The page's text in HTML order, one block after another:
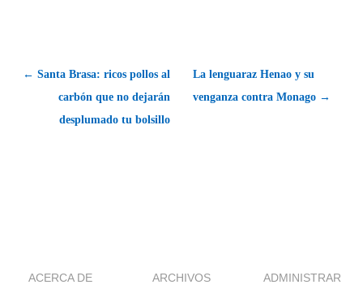
← Santa Brasa: ricos pollos al
carbón que no dejarán
desplumado tu bolsillo
La lenguaraz Henao y su
venganza contra Monago →
ACERCA DE ARCHIVOS ADMINISTRAR